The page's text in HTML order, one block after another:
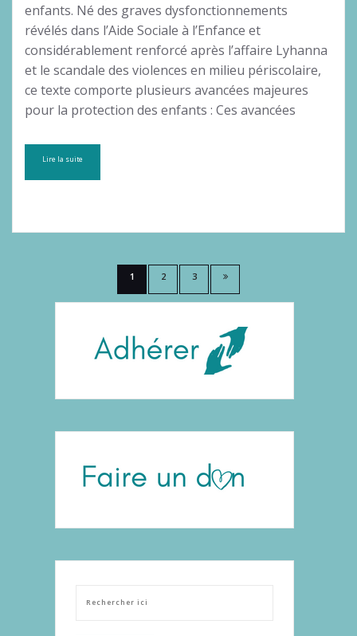
enfants. Né des graves dysfonctionnements
révélés dans l’Aide Sociale à l’Enfance et
considérablement renforcé après l’affaire Lyhanna
et le scandale des violences en milieu périscolaire,
ce texte comporte plusieurs avancées majeures
pour la protection des enfants : Ces avancées
Lire la suite
1 2 3